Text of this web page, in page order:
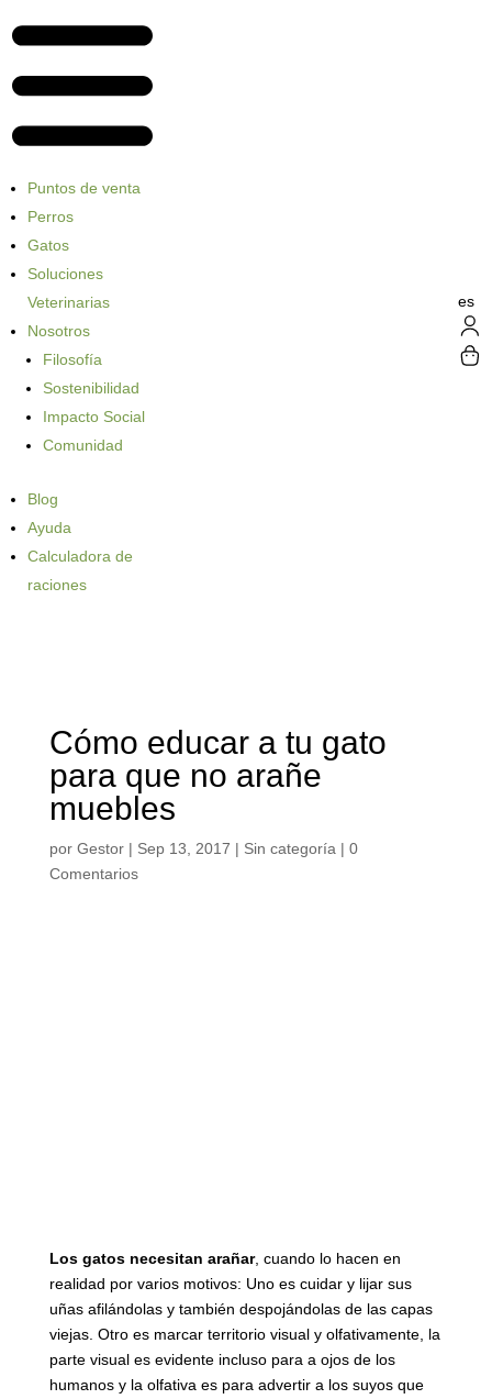
Puntos de venta
Perros
Gatos
Soluciones
Veterinarias
Nosotros
Filosofía
Sostenibilidad
Impacto Social
Comunidad
Blog
Ayuda
Calculadora de
raciones
es
Cómo educar a tu gato
para que no arañe
muebles
por Gestor| Sep 13, 2017 | Sin categoría | 0
Comentarios
Los gatos necesitan arañar, cuando lo hacen en
realidad por varios motivos: Uno es cuidar y lijar sus
uñas afilándolas y también despojándolas de las capas
viejas. Otro es marcar territorio visual y olfativamente, la
parte visual es evidente incluso para a ojos de los
humanos y la olfativa es para advertir a los suyos que